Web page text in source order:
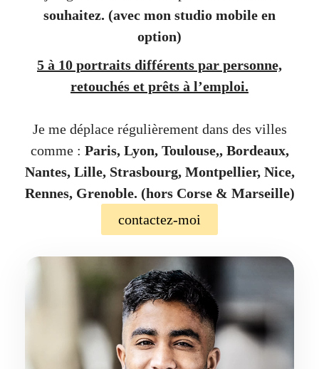
souhaitez. (avec mon studio mobile en
option)
5 à 10 portraits différents par personne,
retouchés et prêts à l’emploi.
Je me déplace régulièrement dans des villes
comme : Paris, Lyon, Toulouse,, Bordeaux,
Nantes, Lille, Strasbourg, Montpellier, Nice,
Rennes, Grenoble. (hors Corse & Marseille)
contactez-moi